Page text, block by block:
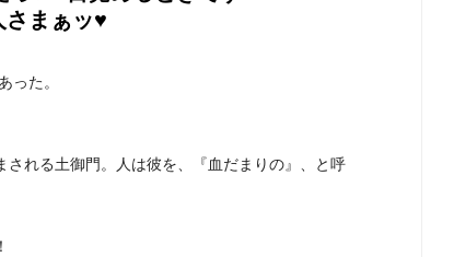
さまぁッ♥
た。
れる土御門。人は彼を、『血だまりの』、と呼